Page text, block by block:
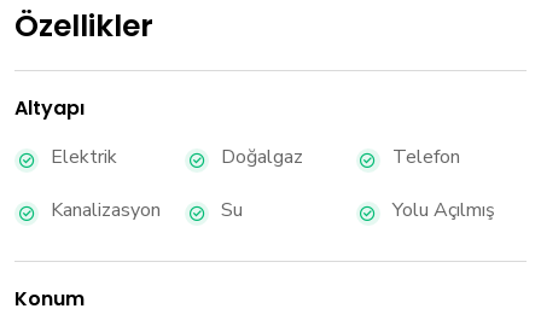
Özellikler
Altyapı
Elektrik Doğalgaz
Telefon
Kanalizasyon
Su Yolu Açılmış
Konum